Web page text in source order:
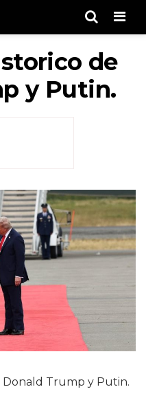
de
y Putin.
Trump y Putin.